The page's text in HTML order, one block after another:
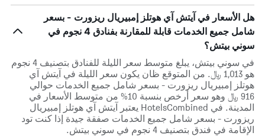
هل الأسعار في آيتش آي هوتلز إمبيريال ريزورت - بسعر
شامل جميع الخدمات قابلة للمقارنة بفنادق 4 نجوم في
سوني بيتش؟
في سوني بيتش، يبلغ متوسط ​​سعر الليلة للفنادق بتصنيف 4 نجوم
هو 1,013 ﷼. من المتوقع ظان يكون سعر الليلة في آيتش آي
هوتلز إمبيريال ريزورت - بسعر شامل جميع الخدمات حوالي
916 ﷼ وهو سعر أرخص بنسبة 10% من متوسط الأسعار في
المدينة. في HotelsCombined يعتبر آيتش آي هوتلز إمبيريال
ريزورت - بسعر شامل جميع الخدمات صفقة جيدة إذا كنت تود
الإقامة في فندق بتصنيف 4 نجوم في سوني بيتش.